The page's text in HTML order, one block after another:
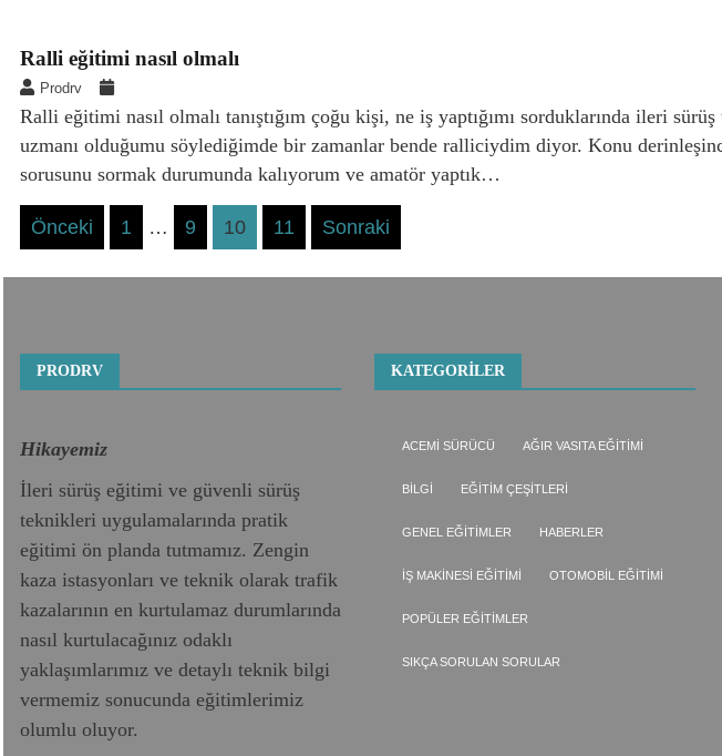
Ralli eğitimi nasıl olmalı
Prodrv
Ralli eğitimi nasıl olmalı tanıştığım çoğu kişi, ne iş yaptığımı sorduklarında ileri
uzmanı olduğumu söylediğimde bir zamanlar bende ralliciydim diyor. Konu
sorusunu sormak durumunda kalıyorum ve amatör yaptık…
Posts
pagination
Önceki 1 … 9 10 11 Sonraki
PRODRV
Hikayemiz
İleri sürüş eğitimi ve güvenli sürüş
teknikleri uygulamalarında pratik
eğitimi ön planda tutmamız. Zengin
kaza istasyonları ve teknik olarak trafik
kazalarının en kurtulamaz durumlarında
nasıl kurtulacağınız odaklı
yaklaşımlarımız ve detaylı teknik bilgi
vermemiz sonucunda eğitimlerimiz
olumlu oluyor.
KATEGORILER
ACEMI SÜRÜCÜ AĞIR VASITA EĞITIMI
BILGI EĞITIM ÇEŞITLERI
GENEL EĞITIMLER HABERLER
İŞ MAKINESI EĞITIMI OTOMOBIL EĞITIMI
POPÜLER EĞITIMLER
SIKÇA SORULAN SORULAR